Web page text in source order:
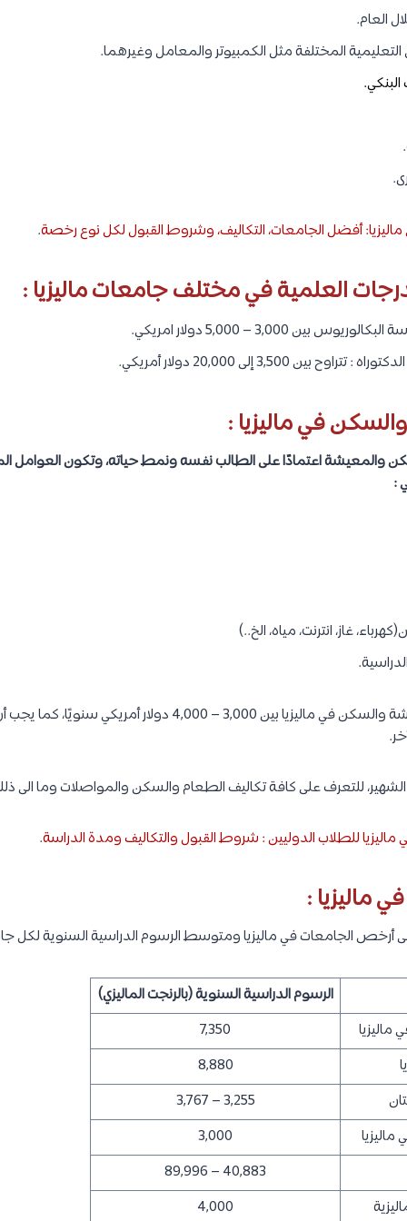
علمي أو أدبي.
يمكن أن يدفعه طالب دولي مقابل
تتوقع أن تدفعها في ماليزيا.
:
العام.
المختلفة مثل الكمبيوتر والمعامل وغيرهما.
أفضل الجامعات، التكاليف، وشروط القبول لكل نوع رخصة
العلمية في مختلف جامعات ماليزيا :
3,500 إلى 20,000 دولار أمريكي.
في ماليزيا :
والمعيشة اعتمادًا على الطالب نفسه ونمط حياته، وتكون العوامل
:
غاز، انترنت، مياه، الخ..)